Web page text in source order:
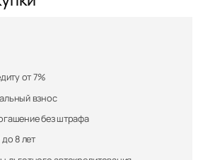
от 7%
взнос
без штрафа
8 лет